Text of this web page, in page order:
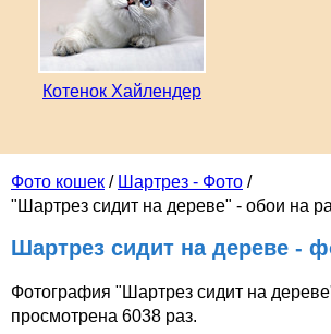
Фото кошек / Шартрез - Фото /
"Шартрез сидит на дереве" - обои на
Шартрез сидит на дереве -
Фотография "Шартрез сидит на
просмотрена 6038 раз.
Котенок Хайлендер